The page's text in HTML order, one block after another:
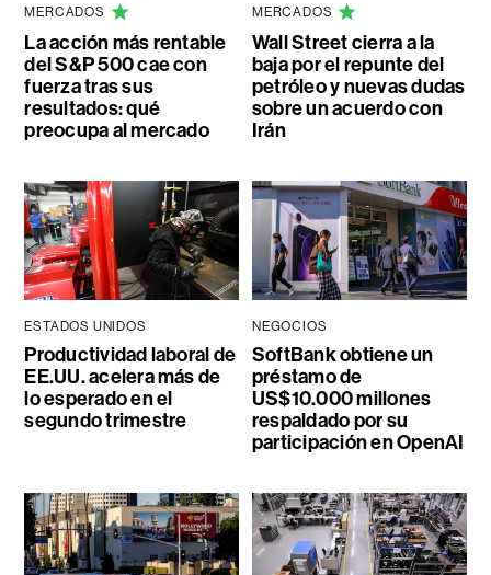
MERCADOS
La acción más rentable
del S&P 500 cae con
fuerza tras sus
resultados: qué
preocupa al mercado
MERCADOS
Wall Street cierra a la
baja por el repunte del
petróleo y nuevas dudas
sobre un acuerdo con
Irán
ESTADOS UNIDOS
Productividad laboral de
EE.UU. acelera más de
lo esperado en el
segundo trimestre
NEGOCIOS
SoftBank obtiene un
préstamo de
US$10.000 millones
respaldado por su
participación en OpenAI